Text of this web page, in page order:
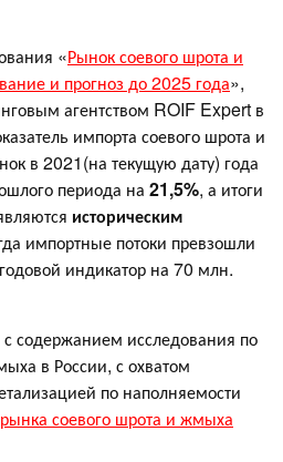
«Рынок соевого шрота и
и прогноз до 2025 года»,
агентством ROIF Expert в
импорта соевого шрота и
в 2021(на текущую дату) года
периода на 21,5%, а итоги
историческим
импортные потоки превзошли
индикатор на 70 млн.
содержанием исследования по
в России, с охватом
по наполняемости
соевого шрота и жмыха